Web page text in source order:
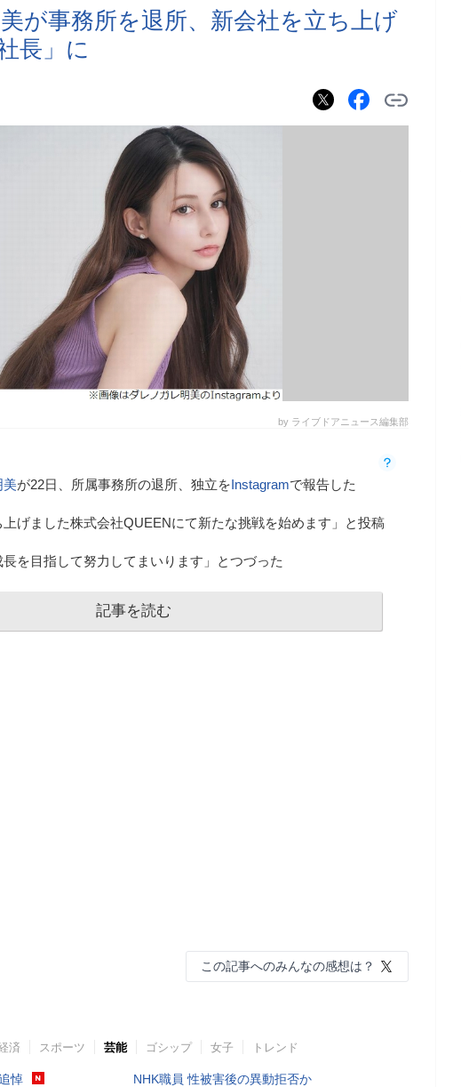
が事務所を退所、新会社を立ち上げ
長」に
by ライブドアニュース編集部
美が22日、所属事務所の退所、独立をInstagramで報告した
上げました株式会社QUEENにて新たな挑戦を始めます」と投稿
長を目指して努力してまいります」とつづった
記事を読む
この記事へのみんなの感想は？
済 スポーツ 芸能 ゴシップ 女子 トレンド
悼
NHK職員 性被害後の異動拒否か